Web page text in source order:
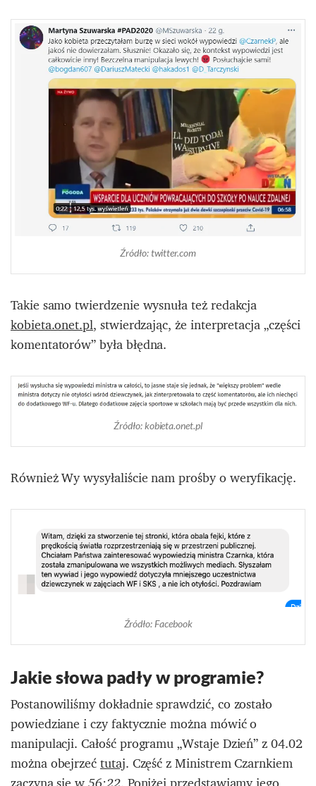
Źródło: twitter.com
Takie samo twierdzenie wysnuła też redakcja
kobieta.onet.pl, stwierdzając, że interpretacja „części
komentatorów” była błędna.
Źródło: kobieta.onet.pl
Również Wy wysyłaliście nam prośby o weryfikację.
Źródło: Facebook
Jakie słowa padły w programie?
Postanowiliśmy dokładnie sprawdzić, co zostało
powiedziane i czy faktycznie można mówić o
manipulacji. Całość programu „Wstaje Dzień” z 04.02
można obejrzećtutaj. Część z Ministrem Czarnkiem